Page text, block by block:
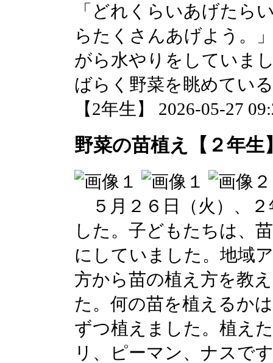
「どれくらいあげたら
らたくさんあげよう。
がら水やりをしていま
ばらく野菜を眺めてい
【2年生】 2026-05-27
野菜の苗植え【２年生
５月２６日（火）、
した。子どもたちは、
にしていました。地域
方から苗の植え方を教
た。何の苗を植えるか
ずつ植えました。植え
リ、ピーマン、ナスで